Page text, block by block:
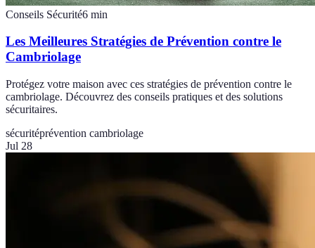
Conseils Sécurité6 min
Les Meilleures Stratégies de Prévention contre le
Cambriolage
Protégez votre maison avec ces stratégies de prévention contre le
cambriolage. Découvrez des conseils pratiques et des solutions
sécuritaires.
sécuritéprévention cambriolage
Jul 28